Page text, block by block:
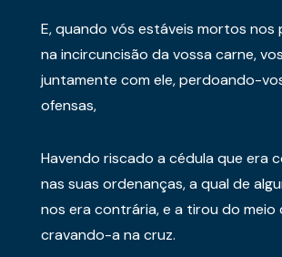
E, quando vós estáveis mortos nos
na incircuncisão da vossa carne,
juntamente com ele, perdoando-
ofensas,
Havendo riscado a cédula que era
nas suas ordenanças, a qual de
nos era contrária, e a tirou do meio
cravando-a na cruz.